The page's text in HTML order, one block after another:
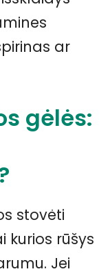
ar
gėlės:
stovėti
kurios rūšys
Jei